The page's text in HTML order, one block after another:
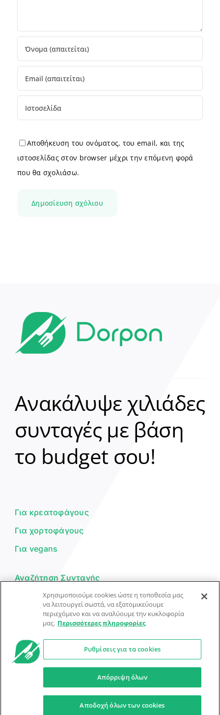
Αποθήκευση του ονόματος, του email, και της
ιστοσελίδας στον browser μέχρι την επόμενη φορά
που θα σχολιάσω.
Ανακάλυψε χιλιάδες
συνταγές με βάση
το budget σου!
Για κρεατοφάγους
Για χορτοφάγους
Για vegans
Αναζήτηση Συνταγής
Υποβολή Συνταγής
Φόρμα Επικοινωνίας
© Dorpon • Μηχανή αναζήτησης για …καλοφαγάδες!
Προστασία Προσωπικών Δεδομένων Όροι Xρήσης
Ο βοηθός μπορεί να κάνει λάθη — ελέγξτε τις συνταγές.
Χρησιμοποιούμε cookies ώστε η τοποθεσία μας
να λειτουργεί σωστά, να εξατομικεύουμε
περιεχόμενο και να αναλύουμε την κυκλοφορία
μας. Περισσότερες πληροφορίες
Ρυθμίσεις για τα cookies
Απόρριψη όλων
Αποδοχή όλων των cookies